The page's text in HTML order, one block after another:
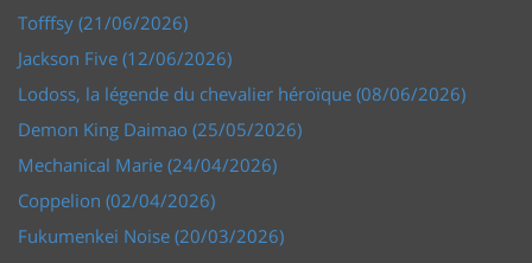
Tofffsy (21/06/2026)
Jackson Five (12/06/2026)
Lodoss, la légende du chevalier héroïque (08/06/2026)
Demon King Daimao (25/05/2026)
Mechanical Marie (24/04/2026)
Coppelion (02/04/2026)
Fukumenkei Noise (20/03/2026)